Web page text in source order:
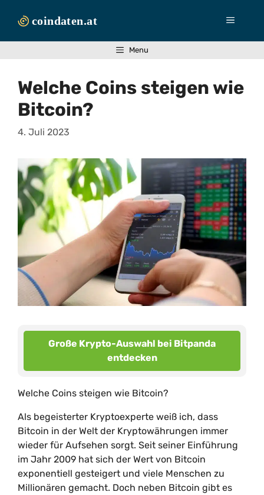
Inhalt
Menü
Menu
Welche Coins steigen wie
Bitcoin?
4. Juli 2023
Große Krypto-Auswahl bei Bitpanda
entdecken
Welche Coins steigen wie Bitcoin?
Als begeisterter Kryptoexperte weiß ich, dass
Bitcoin in der Welt der Kryptowährungen immer
wieder für Aufsehen sorgt. Seit seiner Einführung
im Jahr 2009 hat sich der Wert von Bitcoin
exponentiell gesteigert und viele Menschen zu
Millionären gemacht. Doch neben Bitcoin gibt es